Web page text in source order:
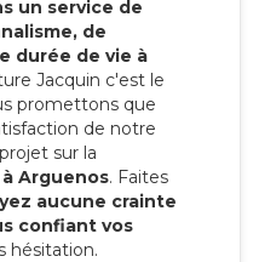
un service de
de
durée de vie à
Jacquin c'est le
promettons que
de notre
sur la
Arguenos. Faites
aucune crainte
confiant vos
hésitation.